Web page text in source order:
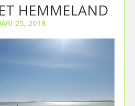
HEMMELAND
25, 2018